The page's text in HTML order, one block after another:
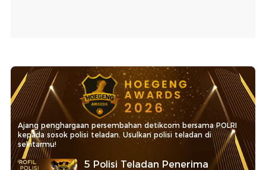
Ajang penghargaan persembahan detikcom bersama POLRI
kepada sosok polisi teladan. Usulkan polisi teladan di
sekitarmu!
5 Polisi Teladan Penerima